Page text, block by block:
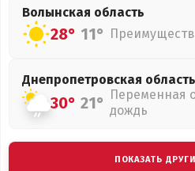
Волынская область
28° 11°
Днепропетровская область
30° 21° Переменная
дождь
ПОКАЗАТЬ